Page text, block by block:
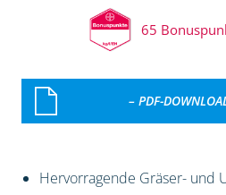
65
– PDF-
Hervorragende Gräser- und